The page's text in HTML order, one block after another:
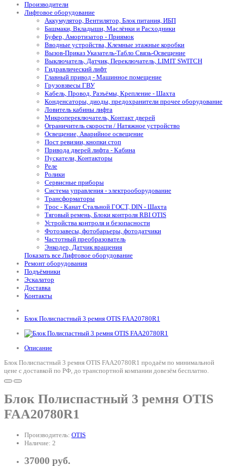
Производители
Лифтовое оборудование
Аккумулятор, Вентилятор, Блок питания, ИБП
Башмаки, Вкладыши, Маслёнки и Расходники
Буфер, Амортизатор - Приямок
Вводные устройства, Клемные этажные коробки
Вызов-Приказ Указатель-Табло Связь-Освещение
Выключатель, Датчик, Переключатель, LIMIT SWITCH
Гидравлический лифт
Главный привод - Машинное помещение
Грузовзвесы ГВУ
Кабель, Провод, Разъёмы, Крепление - Шахта
Конденсаторы, диоды, предохранители прочее оборудование
Ловитель кабины лифта
Микропереключатель, Контакт дверей
Ограничитель скорости / Натяжное устройство
Освещение, Аварийное освещение
Пост ревизии, кнопки стоп
Привода дверей лифта - Кабина
Пускатели, Контакторы
Реле
Ролики
Сервисные приборы
Система управления - электрооборудование
Трансформаторы
Трос - Канат Стальной ГОСТ, DIN - Шахта
Тяговый ремень, Блоки контроля RBI OTIS
Устройства контроля и безопасности
Фотозавесы, фотобарьеры, фотодатчики
Частотный преобразователь
Энкодер, Датчик вращения
Показать все Лифтовое оборудование
Ремонт оборудования
Подъёмники
Эскалатор
Доставка
Контакты
Блок Полиспастный 3 ремня OTIS FAA20780R1
Описание
Блок Полиспастный 3 ремня OTIS FAA20780R1 продаём по минимальной
цене с доставкой по РФ, до транспортной компании довезём бесплатно.
Блок Полиспастный 3 ремня OTIS
FAA20780R1
Производитель: OTIS
Наличие: 2
37000 руб.